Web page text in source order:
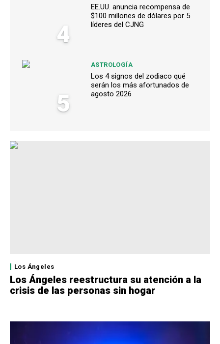
4
EE.UU. anuncia recompensa de
$100 millones de dólares por 5
líderes del CJNG
5
ASTROLOGÍA
Los 4 signos del zodiaco qué
serán los más afortunados de
agosto 2026
Los Ángeles
Los Ángeles reestructura su atención a la
crisis de las personas sin hogar